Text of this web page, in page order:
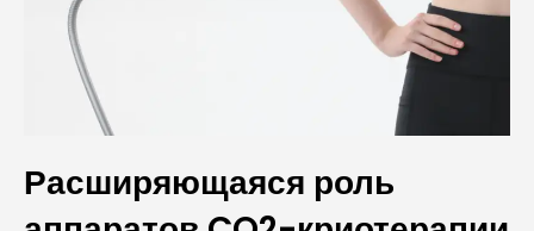
Расширяющаяся роль